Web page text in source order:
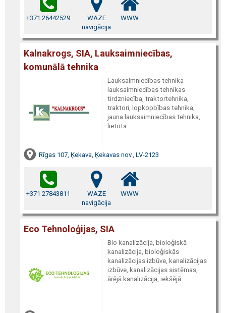
+371 26442529
WAZE
navigācija
WWW
Kalnakrogs, SIA, Lauksaimniecības,
komunālā tehnika
Lauksaimniecības tehnika -
lauksaimniecības tehnikas
tirdzniecība, traktortehnika,
traktori, lopkopbības tehnika,
jauna lauksaimniecības tehnika,
lietota
Rīgas 107, Ķekava, Ķekavas nov., LV-2123
+371 27843811
WAZE
navigācija
WWW
Eco Tehnoloģijas, SIA
Bio kanalizācija, bioloģiskā
kanalizācija, bioloģiskās
kanalizācijas izbūve, kanalizācijas
izbūve, kanalizācijas sistēmas,
ārējā kanalizācija, iekšējā